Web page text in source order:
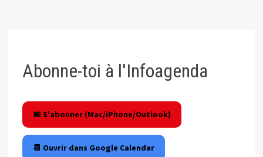
Abonne-toi à l'Infoagenda
📅 S'abonner (Mac/iPhone/Outlook)
📆 Ouvrir dans Google Calendar